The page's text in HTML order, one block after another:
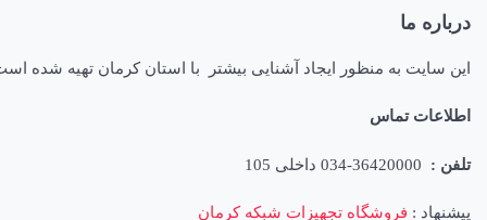
درباره ما
این سایت به منظور ایجاد آشنایی بیشتر با استان کرمان تهیه شده
اطلاعات تماس
تلفن :
پیشنهاد : فروشگاه تجهیزات شبکه کرمان